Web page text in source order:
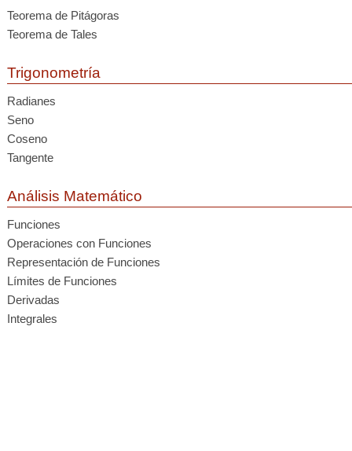
Teorema de Pitágoras
Teorema de Tales
Trigonometría
Radianes
Seno
Coseno
Tangente
Análisis Matemático
Funciones
Operaciones con Funciones
Representación de Funciones
Límites de Funciones
Derivadas
Integrales